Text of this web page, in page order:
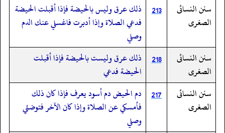
سنن النسائى
الصغرى
213
ذلك عرق وليس بالحيضة فإذا أقبلت الحيضة
فدعي الصلاة وإذا أدبرت فاغسلي عنك الدم
وصلي
سنن النسائى
الصغرى
218
ذلك عرق وليست بالحيضة فإذا أقبلت
الحيضة فدعي
سنن النسائى
الصغرى
217
دم الحيض دم أسود يعرف فإذا كان ذلك
فأمسكي عن الصلاة وإذا كان الآخر فتوضئي
وصلي